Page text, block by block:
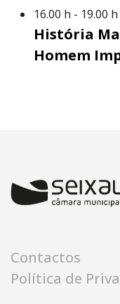
16.00 h - 19.00 h
História
Homem
Contactos
Política de